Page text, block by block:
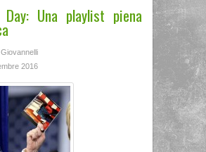
Day: Una playlist piena
2016